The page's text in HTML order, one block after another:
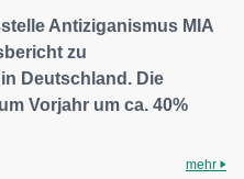
Antiziganismus MIA
zu
Deutschland. Die
Vorjahr um ca. 40%
mehr